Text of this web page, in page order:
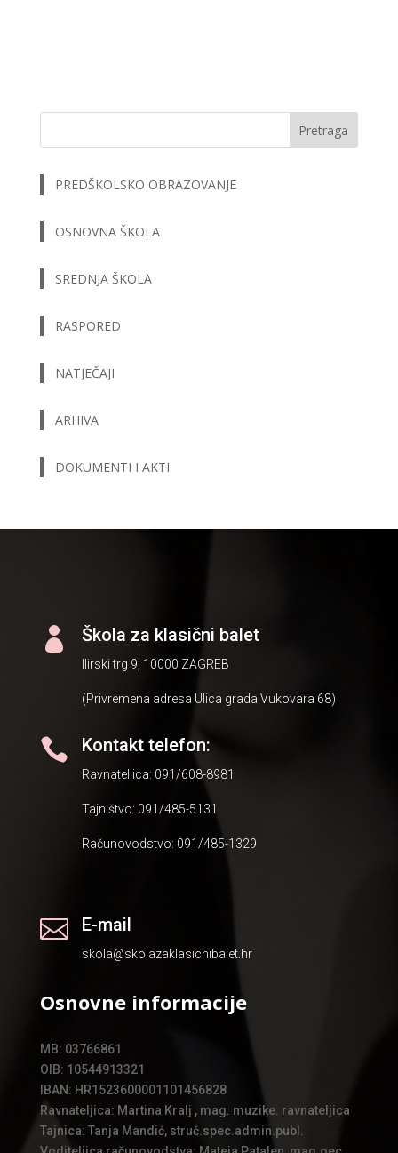
Pretraga
PREDŠKOLSKO OBRAZOVANJE
OSNOVNA ŠKOLA
SREDNJA ŠKOLA
RASPORED
NATJEČAJI
ARHIVA
DOKUMENTI I AKTI
 Škola za klasični balet
Ilirski trg 9, 10000 ZAGREB
(Privremena adresa Ulica grada Vukovara 68)
 Kontakt telefon:
Ravnateljica: 091/608-8981
Tajništvo: 091/485-5131
Računovodstvo: 091/485-1329
 E-mail
skola@skolazaklasicnibalet.hr
Osnovne informacije
MB: 03766861
OIB: 10544913321
IBAN: HR1523600001101456828
Ravnateljica: Martina Kralj , mag. muzike. ravnateljica
Tajnica: Tanja Mandić, struč.spec.admin.publ.